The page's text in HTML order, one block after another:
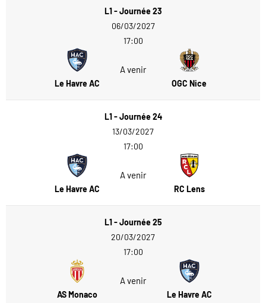
L1 - Journée 23
06/03/2027
17:00
Le Havre AC
A venir
OGC Nice
L1 - Journée 24
13/03/2027
17:00
Le Havre AC
A venir
RC Lens
L1 - Journée 25
20/03/2027
17:00
AS Monaco
A venir
Le Havre AC